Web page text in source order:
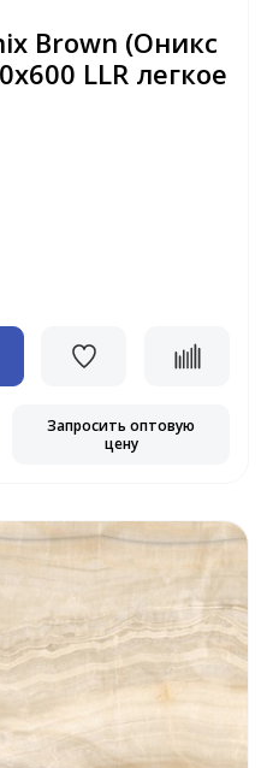
Brown (Оникс
LLR легкое
Запросить оптовую
цену